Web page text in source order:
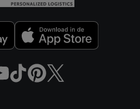
jouw gehashte e-mailadres en
of met identifiers waarover
worden toegewezen.
met welke cookies en
welke verwerkingsdoeleinden
informatie vinden over de